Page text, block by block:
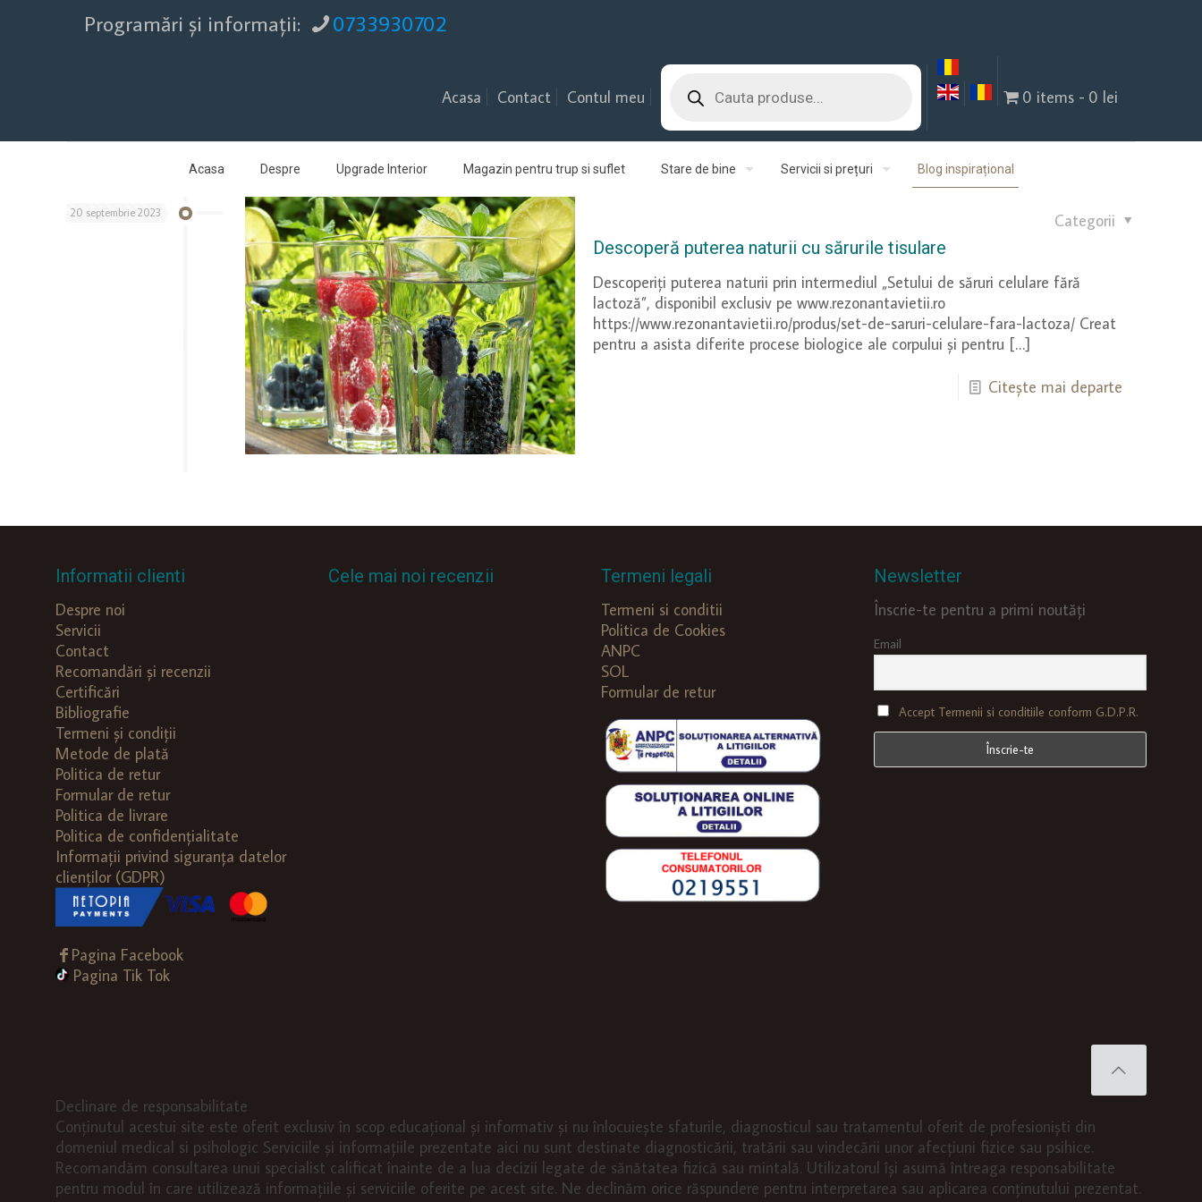
Programări şi informaţii: 0733930702
Acasa Contact Contul meu search 0 items 0 lei
Acasa Despre Upgrade Interior Magazin pentru trup si suflet Stare de bine Servicii si prețuri Blog inspirațional
20 septembrie 2023 Categorii
Descoperă puterea naturii cu sărurile tisulare
Descoperiți puterea naturii prin intermediul „Setului de săruri celulare fără
lactoză”, disponibil exclusiv pe www.rezonantavietii.ro
https://www.rezonantavietii.ro/produs/set-de-saruri-celulare-fara-lactoza/ Creat
pentru a asista diferite procese biologice ale corpului și pentru […]
Citește mai departe
Informatii clienti
Despre noi
Servicii
Contact
Recomandări și recenzii
Certificări
Bibliografie
Termeni și condiții
Metode de plată
Politica de retur
Formular de retur
Politica de livrare
Politica de confidențialitate
Informații privind siguranța datelor
clienților (GDPR)
Pagina Facebook
Pagina Tik Tok
Cele mai noi recenzii Termeni legali
Termeni si conditii
Politica de Cookies
ANPC
SOL
Formular de retur
Newsletter
Înscrie-te pentru a primi noutăți
Email
Accept Termenii si conditiile conform G.D.P.R.
Declinare de responsabilitate
Conținutul acestui site este oferit exclusiv în scop educațional și informativ și nu înlocuiește sfaturile, diagnosticul sau tratamentul oferit de profesioniști din
domeniul medical si psihologic Serviciile și informațiile prezentate aici nu sunt destinate diagnosticării, tratării sau vindecării unor afecțiuni fizice sau psihice.
Recomandăm consultarea unui specialist calificat înainte de a lua decizii legate de sănătatea fizică sau mintală. Utilizatorul își asumă întreaga responsabilitate
pentru modul în care utilizează informațiile și serviciile oferite pe acest site. Ne declinăm orice răspundere pentru interpretarea sau aplicarea conținutului prezentat.